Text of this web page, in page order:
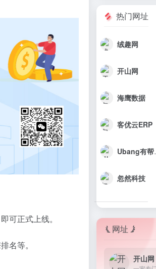
可正式上线。
名等。
热门网址
绒趣网
开山网
海鹰数据
客优云ERP
忽然科技
网址
开山网